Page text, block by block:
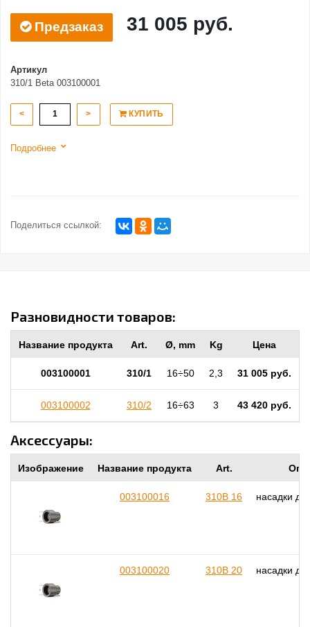
Предзаказ 31 005 руб.
Артикул
310/1 Beta 003100001
< > КУПИТЬ
Подробнее
Поделиться ссылкой:
Разновидности товаров:
Название продукта Art. Ø, mm Kg Цена
003100001 310/1 16÷50 2,3 31 005 руб.
003100002 310/2 16÷63 3 43 420 руб.
Аксессуары:
Изображение Название продукта Art.
003100016 310B 16 насадки
003100020 310B 20 насадки